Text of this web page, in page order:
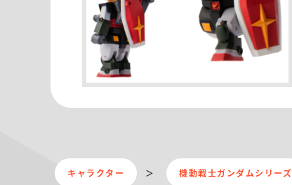
キャラクター 機動戦士ガンダムシリーズ